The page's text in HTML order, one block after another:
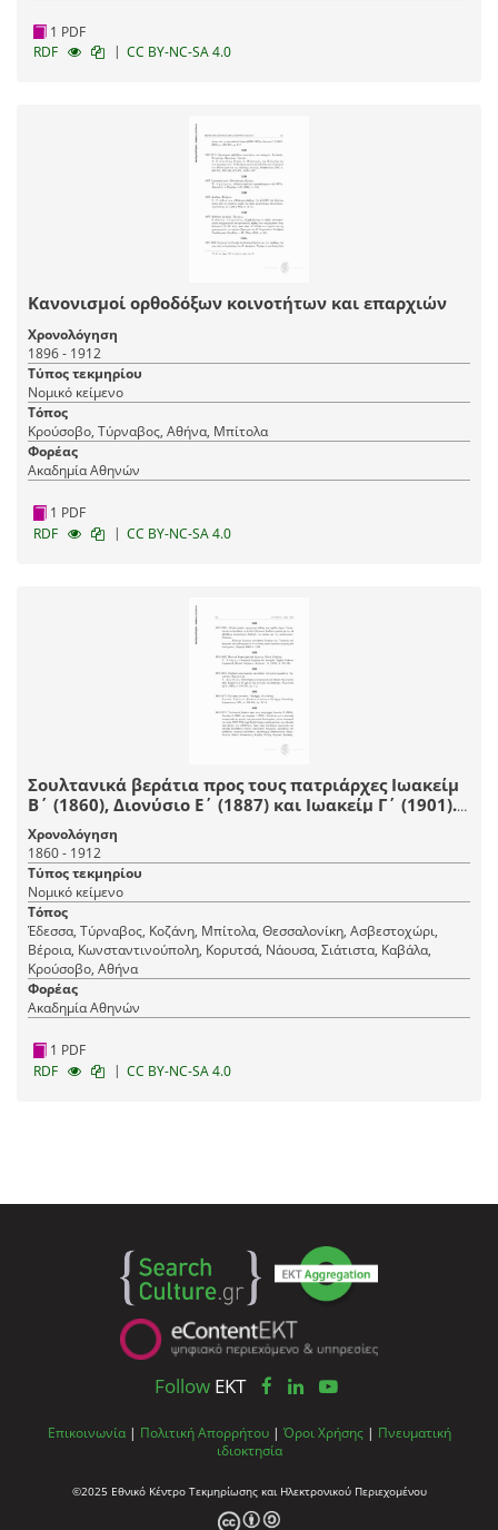
1 PDF
RDF
| CC BY-NC-SA 4.0
Κανονισμοί ορθοδόξων κοινοτήτων και επαρχιών
Χρονολόγηση
1896 - 1912
Τύπος τεκμηρίου
Νομικό κείμενο
Τόπος
Κρούσοβο, Τύρναβος, Αθήνα, Μπίτολα
Φορέας
Ακαδημία Αθηνών
1 PDF
RDF
| CC BY-NC-SA 4.0
Σουλτανικά βεράτια προς τους πατριάρχες Ιωακείμ
Β΄ (1860), Διονύσιο Ε΄ (1887) και Ιωακείμ Γ΄ (1901).
Εγκύκλιοι για τη σύσταση πνευματικών και μικτών
εκκλησιαστικών δικαστηρίων, γενικοί κανονισμοί
των ετών 1860-1862 περί διευθετήσεως
εκκλησιαστικών και εθν
Χρονολόγηση
1860 - 1912
Τύπος τεκμηρίου
Νομικό κείμενο
Τόπος
Έδεσσα, Τύρναβος, Κοζάνη, Μπίτολα, Θεσσαλονίκη, Ασβεστοχώρι,
Βέροια, Κωνσταντινούπολη, Κορυτσά, Νάουσα, Σιάτιστα, Καβάλα,
Κρούσοβο, Αθήνα
Φορέας
Ακαδημία Αθηνών
1 PDF
RDF
| CC BY-NC-SA 4.0
Follow EKT
Επικοινωνία | Πολιτική Απορρήτου | Όροι Χρήσης | Πνευματική
ιδιοκτησία
©2025 Εθνικό Κέντρο Τεκμηρίωσης και Ηλεκτρονικού Περιεχομένου